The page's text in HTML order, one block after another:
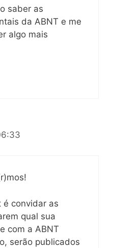
saber as
da ABNT e me
algo mais
é convidar as
qual sua
com a ABNT
serão publicados